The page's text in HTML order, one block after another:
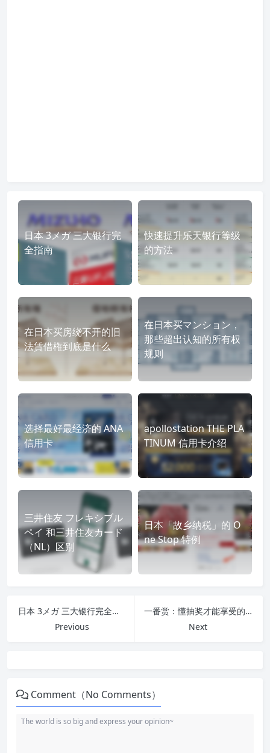
日本 3メガ 三大银行完
全指南
快速提升乐天银行等级
的方法
在日本买房绕不开的旧
法賃借権到底是什么
在日本买マンション，
那些超出认知的所有权
规则
选择最好最经济的 ANA
信用卡
apollostation THE PLA
TINUM 信用卡介绍
三井住友 フレキシブル
ペイ 和三井住友カード
（NL）区别
日本「故乡纳税」的 O
ne Stop 特例
日本 3メガ 三大银行完全指南
Previous
一番赏：懂抽奖才能享受的日本动漫文化
Next
Comment（No Comments）
真的只有一次机会吗？真实性背
后的坚持